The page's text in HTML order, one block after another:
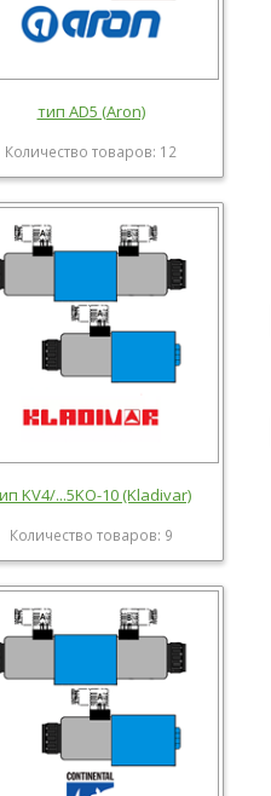
тип AD5 (Aron)
Количество товаров: 12
KV4/...5KO-10 (Kladivar)
Количество товаров: 9